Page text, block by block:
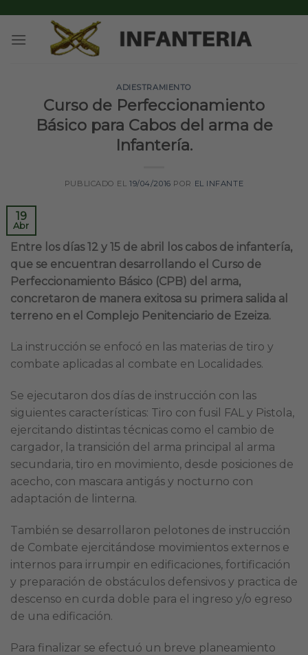
content
ADIESTRAMIENTO
Curso de Perfeccionamiento
Básico para Cabos del arma de
Infantería.
PUBLICADO EL19/04/2016 POR EL INFANTE
19
Abr
Entre los días 12 y 15 de abril los cabos de infantería,
que se encuentran desarrollando el Curso de
Perfeccionamiento Básico (CPB) del arma,
concretaron de manera exitosa su primera salida al
terreno en el Complejo Penitenciario de Ezeiza.
La instrucción se enfocó en las materias de tiro y
combate aplicadas al combate en Localidades.
Se ejecutaron dos días de instrucción con las
siguientes características: Tiro con fusil FAL y Pistola,
ejercitando distintas técnicas como el cambio de
cargador, la transición del arma principal al arma
secundaria, tiro en movimiento, desde posiciones de
acecho, con mascara antigás y nocturno con
adaptación de linterna.
También se desarrollaron pelotones de instrucción
de Combate ejercitándose movimientos externos e
internos para irrumpir en edificaciones, fortificación
y preparación de obstáculos defensivos y practica de
descenso en curda doble para el ingreso y/o egreso
de una edificación.
Para finalizar se efectuó un breve planeamiento